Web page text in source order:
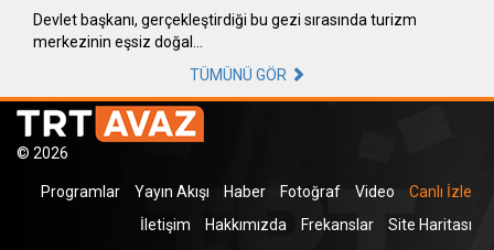
Devlet başkanı, gerçekleştirdiği bu gezi sırasında turizm
merkezinin eşsiz doğal…
TÜMÜNÜ GÖR
© 2026
Programlar Yayın Akışı Haber Fotoğraf Video
Canlı İzle
İletişim
Hakkımızda Frekanslar
Site Haritası